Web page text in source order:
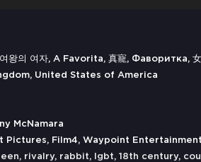
왕의 여자, A Favorita, 真寵, Фаворитка, 女
United States of America
McNamara
Pictures, Film4, Waypoint Entertainment
, rivalry, rabbit, lgbt, 18th century,